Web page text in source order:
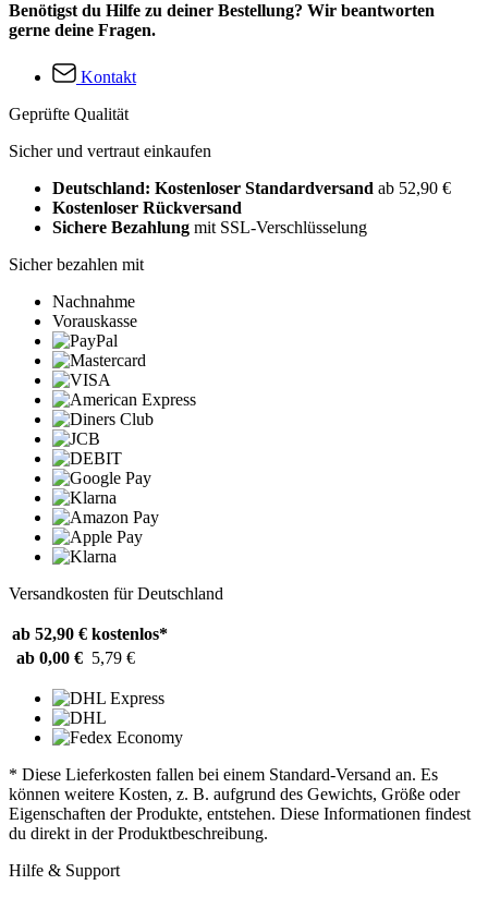
Benötigst du Hilfe zu deiner Bestellung? Wir beantworten
gerne deine Fragen.
Kontakt
Geprüfte Qualität
Sicher und vertraut einkaufen
Deutschland: Kostenloser Standardversand ab 52,90 €
Kostenloser Rückversand
Sichere Bezahlung mit SSL-Verschlüsselung
Sicher bezahlen mit
Nachnahme
Vorauskasse
Versandkosten für Deutschland
ab 52,90 € kostenlos*
ab 0,00 € 5,79 €
* Diese Lieferkosten fallen bei einem Standard-Versand an. Es
können weitere Kosten, z. B. aufgrund des Gewichts, Größe oder
Eigenschaften der Produkte, entstehen. Diese Informationen findest
du direkt in der Produktbeschreibung.
Hilfe & Support